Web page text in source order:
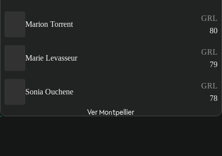
Marion Torrent
GRL
80
Marie Levasseur
GRL
79
Sonia Ouchene
GRL
78
Ver Montpellier